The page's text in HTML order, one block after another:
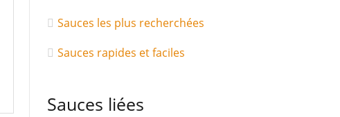
Sauces les plus recherchées
Sauces rapides et faciles
Sauces liées